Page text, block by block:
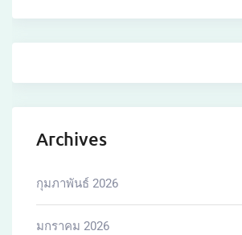
Archives
กุมภาพันธ์ 2026
มกราคม 2026